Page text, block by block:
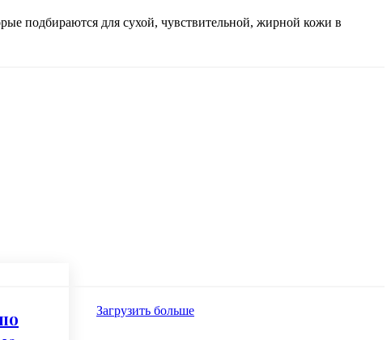
подбираются для сухой, чувствительной, жирной кожи в
Загрузить больше